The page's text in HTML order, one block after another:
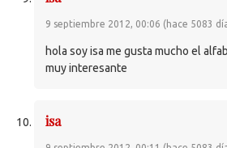
9 septiembre 2012, 00:06 (hace 5083
hola soy isa me gusta mucho el
muy interesante
isa